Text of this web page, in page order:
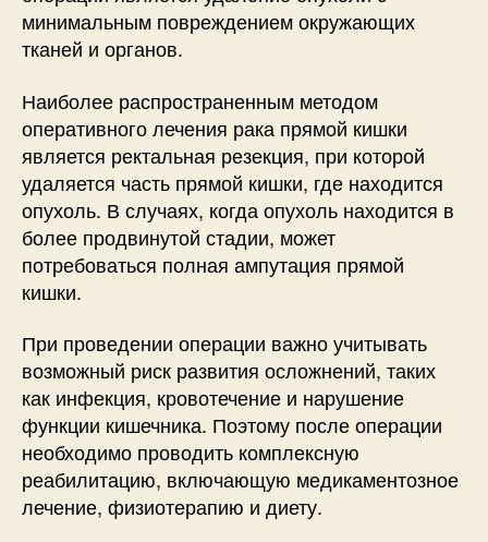
минимальным повреждением окружающих
тканей и органов.
Наиболее распространенным методом
оперативного лечения рака прямой кишки
является ректальная резекция, при которой
удаляется часть прямой кишки, где находится
опухоль. В случаях, когда опухоль находится в
более продвинутой стадии, может
потребоваться полная ампутация прямой
кишки.
При проведении операции важно учитывать
возможный риск развития осложнений, таких
как инфекция, кровотечение и нарушение
функции кишечника. Поэтому после операции
необходимо проводить комплексную
реабилитацию, включающую медикаментозное
лечение, физиотерапию и диету.